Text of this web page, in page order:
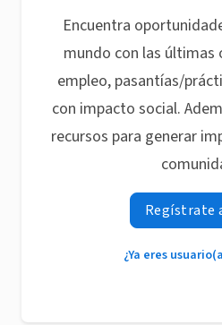
Encuentra
mundo con las
empleo, pasantías/
con impacto social.
recursos para generar
Regístrate
¿Ya eres